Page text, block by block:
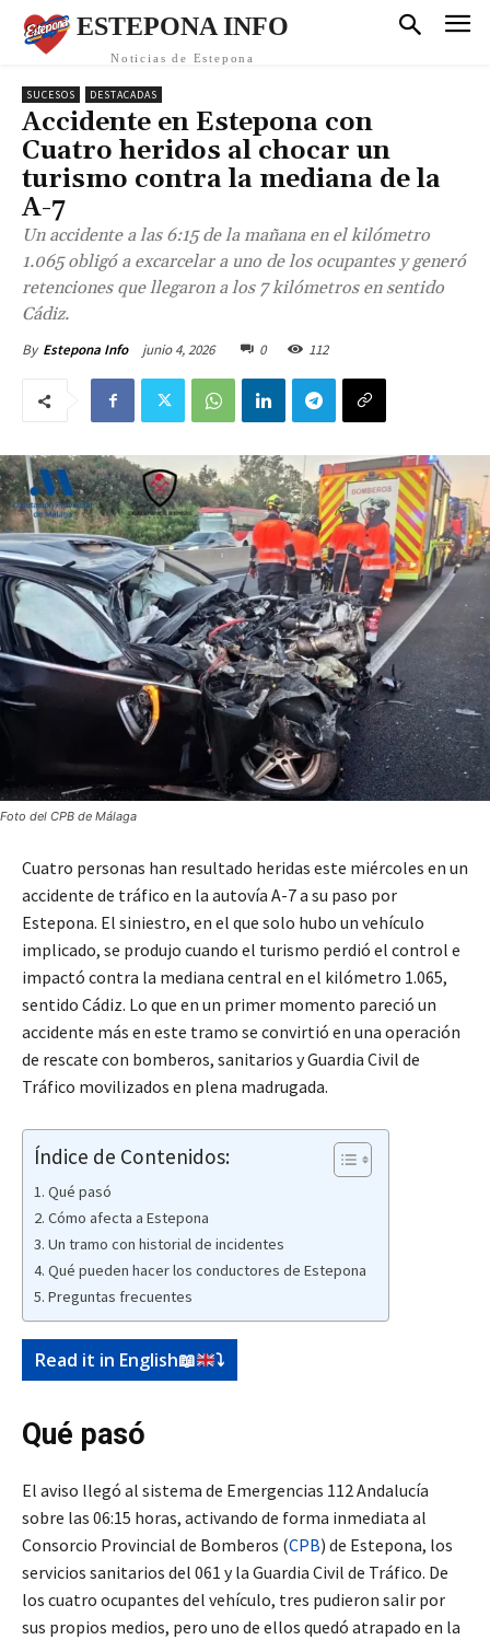
ESTEPONA INFO
Noticias de Estepona
SUCESOS DESTACADAS
Accidente en Estepona con
Cuatro heridos al chocar un
turismo contra la mediana de la
A-7
Un accidente a las 6:15 de la mañana en el kilómetro
1.065 obligó a excarcelar a uno de los ocupantes y generó
retenciones que llegaron a los 7 kilómetros en sentido
Cádiz.
By Estepona Info junio 4, 2026 0 112
Foto del CPB de Málaga
Cuatro personas han resultado heridas este miércoles en un
accidente de tráfico en la autovía A-7 a su paso por
Estepona. El siniestro, en el que solo hubo un vehículo
implicado, se produjo cuando el turismo perdió el control e
impactó contra la mediana central en el kilómetro 1.065,
sentido Cádiz. Lo que en un primer momento pareció un
accidente más en este tramo se convirtió en una operación
de rescate con bomberos, sanitarios y Guardia Civil de
Tráfico movilizados en plena madrugada.
Índice de Contenidos:
Qué pasó
Cómo afecta a Estepona
Un tramo con historial de incidentes
Qué pueden hacer los conductores de Estepona
Preguntas frecuentes
Read it in English📖 ⤵️
Qué pasó
El aviso llegó al sistema de Emergencias 112 Andalucía
sobre las 06:15 horas, activando de forma inmediata al
Consorcio Provincial de Bomberos (CPB) de Estepona, los
servicios sanitarios del 061 y la Guardia Civil de Tráfico. De
los cuatro ocupantes del vehículo, tres pudieron salir por
sus propios medios, pero uno de ellos quedó atrapado en la